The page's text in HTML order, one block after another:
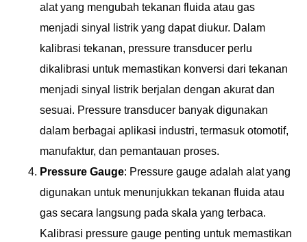
alat yang mengubah tekanan fluida atau gas
menjadi sinyal listrik yang dapat diukur. Dalam
kalibrasi tekanan, pressure transducer perlu
dikalibrasi untuk memastikan konversi dari tekanan
menjadi sinyal listrik berjalan dengan akurat dan
sesuai. Pressure transducer banyak digunakan
dalam berbagai aplikasi industri, termasuk otomotif,
manufaktur, dan pemantauan proses.
Pressure Gauge: Pressure gauge adalah alat yang
digunakan untuk menunjukkan tekanan fluida atau
gas secara langsung pada skala yang terbaca.
Kalibrasi pressure gauge penting untuk memastikan